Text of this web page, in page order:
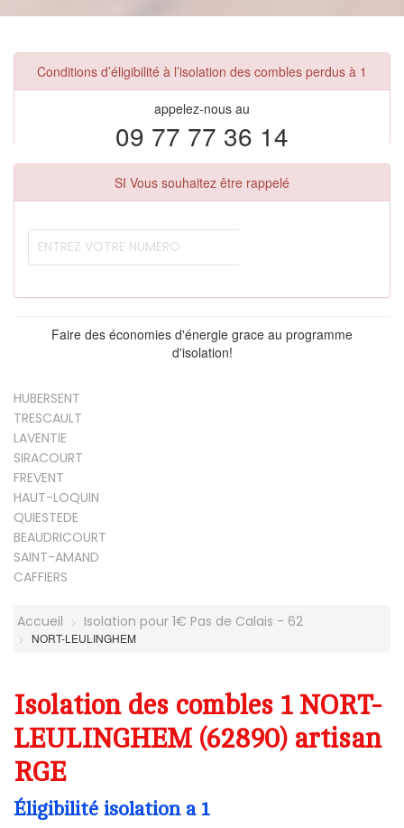
Conditions d’éligibilité à l’isolation des combles perdus à 1
appelez-nous au
09 77 77 36 14
SI Vous souhaitez être rappelé
Faire des économies d'énergie grace au programme
d'isolation!
HUBERSENT
TRESCAULT
LAVENTIE
SIRACOURT
FREVENT
HAUT-LOQUIN
QUIESTEDE
BEAUDRICOURT
SAINT-AMAND
CAFFIERS
Accueil Isolation pour 1€ Pas de Calais - 62
NORT-LEULINGHEM
Isolation des combles 1 NORT-
LEULINGHEM (62890) artisan
RGE
Éligibilité isolation a 1